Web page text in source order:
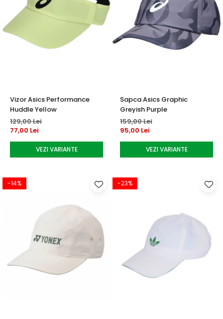
Vizor Asics Performance
Huddle Yellow
129,00 Lei
77,00 Lei
VEZI VARIANTE
Sapca Asics Graphic
Greyish Purple
159,00 Lei
95,00 Lei
VEZI VARIANTE
-14% -23%